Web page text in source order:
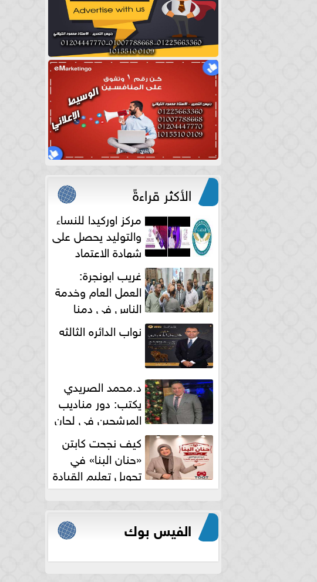
الأكثر قراءةً
مركز اوركيدا للنساء
والتوليد يحصل على
شهادة الاعتماد
الكامل
غريب ابونجرة:
العمل العام وخدمة
الناس فى دمنا
نواب الدائره الثالثه
د.محمد الصريدي
يكتب: دور مناديب
المرشحين في لجان
الانتخابات
كيف نجحت كابتن
«حنان البنا» في
تحويل تعليم القيادة
النسائية من خوف...
الفيس بوك